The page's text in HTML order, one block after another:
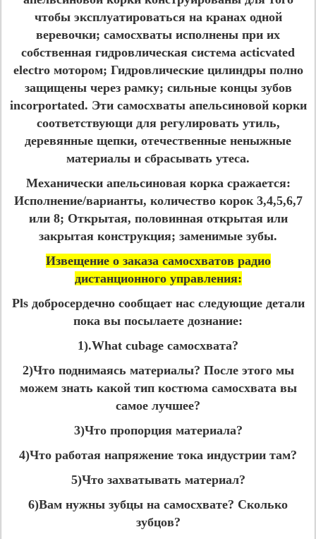
чтобы эксплуатироваться на кранах одной
веревочки; самосхваты исполнены при их
собственная гидровлическая система acticvated
electro мотором; Гидровлические цилиндры полно
защищены через рамку; сильные концы зубов
incorportated. Эти самосхваты апельсиновой корки
соответствующи для регулировать утиль,
деревянные щепки, отечественные неныжные
материалы и сбрасывать утеса.
Механически апельсиновая корка сражается:
Исполнение/варианты, количество корок 3,4,5,6,7
или 8; Открытая, половинная открытая или
закрытая конструкция; заменимые зубы.
Извещение о заказа самосхватов радио
дистанционного управления:
Pls добросердечно сообщает нас следующие детали
пока вы посылаете дознание:
1).What cubage самосхвата?
2)Что поднимаясь материалы? После этого мы
можем знать какой тип костюма самосхвата вы
самое лучшее?
3)Что пропорция материала?
4)Что работая напряжение тока индустрии там?
5)Что захватывать материал?
6)Вам нужны зубцы на самосхвате? Сколько
зубцов?